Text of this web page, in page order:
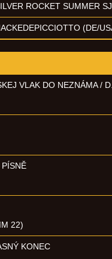
ROCKET SUMMER
(DE/
VLAK DO NEZNÁMA /
22)
KONEC